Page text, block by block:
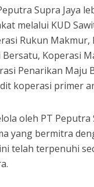
Supra Jaya
melalui KUD
Rukun
Koperasi
Penarikan Maju
koperasi primer
oleh PT
yang bermitra
telah terpenuhi